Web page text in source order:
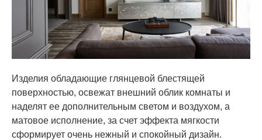
Изделия обладающие глянцевой блестящей
поверхностью, освежат внешний облик комнаты и
наделят ее дополнительным светом и воздухом, а
матовое исполнение, за счет эффекта мягкости
сформирует очень нежный и спокойный дизайн.